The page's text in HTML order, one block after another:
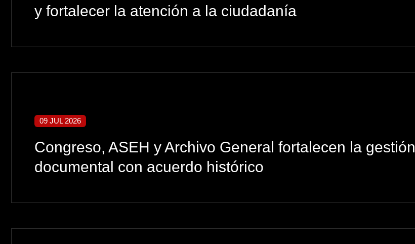
y fortalecer la atención a la ciudadanía
09 JUL 2026
Congreso, ASEH y Archivo General fortalecen la gestión
documental con acuerdo histórico